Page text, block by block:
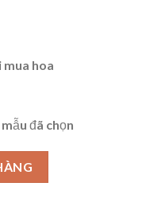
hoa
đã chọn